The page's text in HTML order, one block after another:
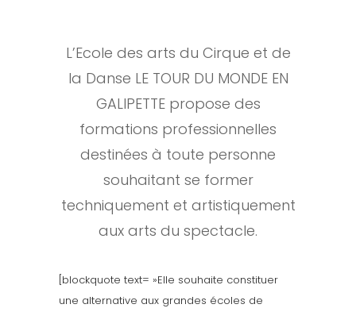
L’Ecole des arts du Cirque et de
la Danse LE TOUR DU MONDE EN
GALIPETTE propose des
formations professionnelles
destinées à toute personne
souhaitant se former
techniquement et artistiquement
aux arts du spectacle.
[blockquote text= »Elle souhaite constituer
une alternative aux grandes écoles de